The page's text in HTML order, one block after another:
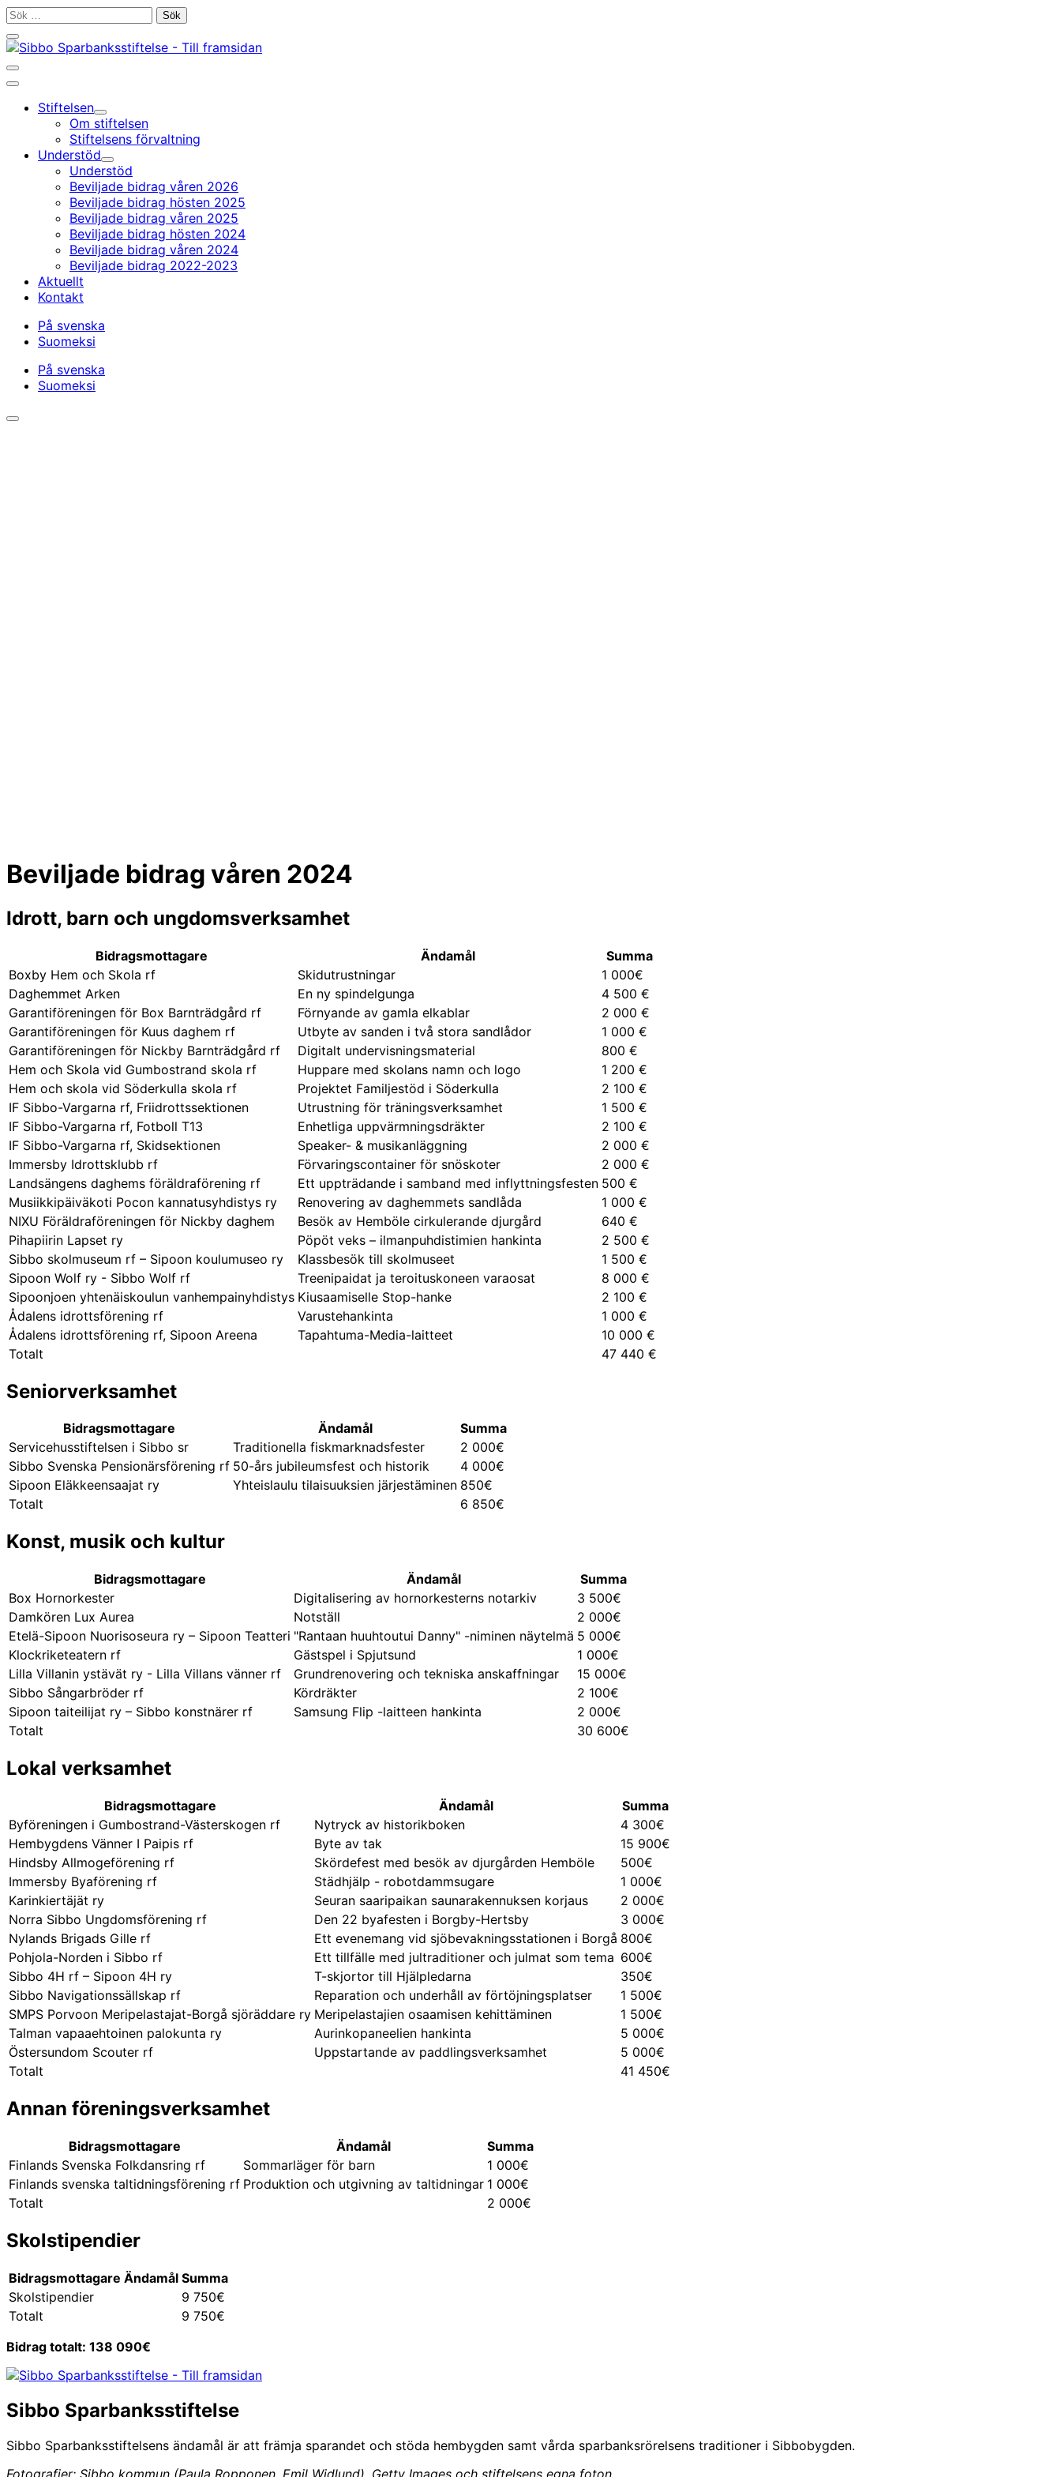
Gå
innehållet
Sök
Stäng
sökfältet
Öppna/stäng
sökfältet
Huvudmeny
Stiftelsen
Undermeny
Om stiftelsen
Stiftelsens förvaltning
Understöd
Undermeny
Understöd
Beviljade bidrag våren 2026
Beviljade bidrag hösten 2025
Beviljade bidrag våren 2025
Beviljade bidrag hösten 2024
Beviljade bidrag våren 2024
Beviljade bidrag 2022-2023
Aktuellt
Kontakt
På svenska
Suomeksi
På svenska
Suomeksi
Öppna/stäng
Beviljade bidrag våren 2024
Idrott, barn och ungdomsverksamhet
Bidragsmottagare Ändamål
Summa
Boxby Hem och Skola rf
Skidutrustningar
1 000€
Daghemmet Arken
En ny spindelgunga
4 500 €
Garantiföreningen för Box Barnträdgård rf
Förnyande av gamla elkablar
2 000 €
Garantiföreningen för Kuus daghem rf
Utbyte av sanden i två stora sandlådor
1 000 €
Garantiföreningen för Nickby Barnträdgård rf
Digitalt undervisningsmaterial
800 €
Hem och Skola vid Gumbostrand skola rf
Huppare med skolans namn och logo
1 200 €
Hem och skola vid Söderkulla skola rf
Projektet Familjestöd i Söderkulla
2 100 €
IF Sibbo-Vargarna rf, Friidrottssektionen
Utrustning för träningsverksamhet
1 500 €
IF Sibbo-Vargarna rf, Fotboll T13
Enhetliga uppvärmningsdräkter
2 100 €
IF Sibbo-Vargarna rf, Skidsektionen
Speaker- & musikanläggning
2 000 €
Immersby Idrottsklubb rf
Förvaringscontainer för snöskoter
2 000 €
Landsängens daghems föräldraförening rf
Ett uppträdande i samband med inflyttningsfesten 500 €
Musiikkipäiväkoti Pocon kannatusyhdistys ry
Renovering av daghemmets sandlåda
1 000 €
NIXU Föräldraföreningen för Nickby daghem
Besök av Hemböle cirkulerande djurgård
640 €
Pihapiirin Lapset ry
Pöpöt veks – ilmanpuhdistimien hankinta
2 500 €
Sibbo skolmuseum rf – Sipoon koulumuseo ry
Klassbesök till skolmuseet
1 500 €
Sipoon Wolf ry - Sibbo Wolf rf
Treenipaidat ja teroituskoneen varaosat
8 000 €
Sipoonjoen yhtenäiskoulun vanhempainyhdistys Kiusaamiselle Stop-hanke
2 100 €
Ådalens idrottsförening rf
Varustehankinta
1 000 €
Ådalens idrottsförening rf, Sipoon Areena
Tapahtuma-Media-laitteet
10 000 €
Totalt
47 440 €
Seniorverksamhet
Bidragsmottagare Ändamål
Summa
Servicehusstiftelsen i Sibbo sr
Traditionella fiskmarknadsfester
2 000€
Sibbo Svenska Pensionärsförening rf 50-års jubileumsfest och historik
4 000€
Sipoon Eläkkeensaajat ry
Yhteislaulu tilaisuuksien järjestäminen 850€
Totalt
6 850€
Konst, musik och kultur
Bidragsmottagare Ändamål
Summa
Box Hornorkester
Digitalisering av hornorkesterns notarkiv
3 500€
Damkören Lux Aurea
Notställ
2 000€
Etelä-Sipoon Nuorisoseura ry – Sipoon Teatteri "Rantaan huuhtoutui Danny" -niminen näytelmä 5 000€
Klockriketeatern rf
Gästspel i Spjutsund
1 000€
Lilla Villanin ystävät ry - Lilla Villans vänner rf
Grundrenovering och tekniska anskaffningar
15 000€
Sibbo Sångarbröder rf
Kördräkter
2 100€
Sipoon taiteilijat ry – Sibbo konstnärer rf
Samsung Flip -laitteen hankinta
2 000€
Totalt
30 600€
Lokal verksamhet
Bidragsmottagare Ändamål
Summa
Byföreningen i Gumbostrand-Västerskogen rf
Nytryck av historikboken
4 300€
Hembygdens Vänner I Paipis rf
Byte av tak
15 900€
Hindsby Allmogeförening rf
Skördefest med besök av djurgården Hemböle
500€
Immersby Byaförening rf
Städhjälp - robotdammsugare
1 000€
Karinkiertäjät ry
Seuran saaripaikan saunarakennuksen korjaus
2 000€
Norra Sibbo Ungdomsförening rf
Den 22 byafesten i Borgby-Hertsby
3 000€
Nylands Brigads Gille rf
Ett evenemang vid sjöbevakningsstationen i Borgå 800€
Pohjola-Norden i Sibbo rf
Ett tillfälle med jultraditioner och julmat som tema 600€
Sibbo 4H rf – Sipoon 4H ry
T-skjortor till Hjälpledarna
350€
Sibbo Navigationssällskap rf
Reparation och underhåll av förtöjningsplatser
1 500€
SMPS Porvoon Meripelastajat-Borgå sjöräddare ry Meripelastajien osaamisen kehittäminen
1 500€
Talman vapaaehtoinen palokunta ry
Aurinkopaneelien hankinta
5 000€
Östersundom Scouter rf
Uppstartande av paddlingsverksamhet
5 000€
Totalt
41 450€
Annan föreningsverksamhet
Bidragsmottagare Ändamål
Summa
Finlands Svenska Folkdansring rf
Sommarläger för barn
1 000€
Finlands svenska taltidningsförening rf Produktion och utgivning av taltidningar 1 000€
Totalt
2 000€
Skolstipendier
Bidragsmottagare Ändamål Summa
Skolstipendier
9 750€
Totalt
9 750€
Bidrag totalt: 138 090€
Sibbo Sparbanksstiftelse
Sibbo Sparbanksstiftelsens ändamål är att främja sparandet och stöda hembygden samt vårda sparbanksrörelsens traditioner i Sibbobygden.
Fotografier: Sibbo kommun (Paula Ropponen, Emil Widlund), Getty Images och stiftelsens egna foton.